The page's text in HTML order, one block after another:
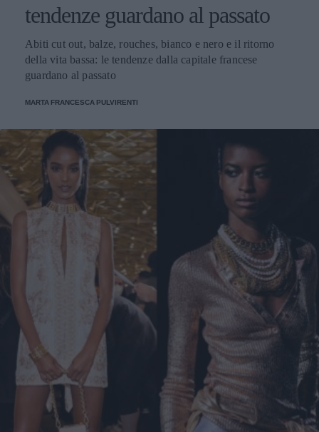
tendenze guardano al passato
Abiti cut out, balze, rouches, bianco e nero e il ritorno
della vita bassa: le tendenze dalla capitale francese
guardano al passato
MARTA FRANCESCA PULVIRENTI